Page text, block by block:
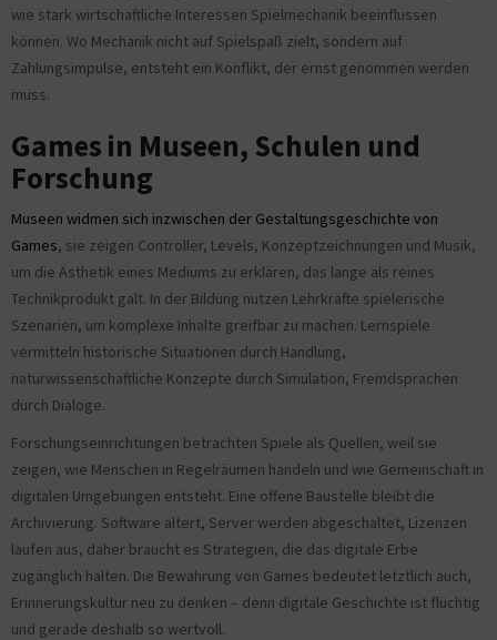
wie stark wirtschaftliche Interessen Spielmechanik beeinflussen
können. Wo Mechanik nicht auf Spielspaß zielt, sondern auf
Zahlungsimpulse, entsteht ein Konflikt, der ernst genommen werden
muss.
Games in Museen, Schulen und
Forschung
Museen widmen sich inzwischen der Gestaltungsgeschichte von
Games, sie zeigen Controller, Levels, Konzeptzeichnungen und Musik,
um die Ästhetik eines Mediums zu erklären, das lange als reines
Technikprodukt galt. In der Bildung nutzen Lehrkräfte spielerische
Szenarien, um komplexe Inhalte greifbar zu machen. Lernspiele
vermitteln historische Situationen durch Handlung,
naturwissenschaftliche Konzepte durch Simulation, Fremdsprachen
durch Dialoge.
Forschungseinrichtungen betrachten Spiele als Quellen, weil sie
zeigen, wie Menschen in Regelräumen handeln und wie Gemeinschaft in
digitalen Umgebungen entsteht. Eine offene Baustelle bleibt die
Archivierung. Software altert, Server werden abgeschaltet, Lizenzen
laufen aus, daher braucht es Strategien, die das digitale Erbe
zugänglich halten. Die Bewahrung von Games bedeutet letztlich auch,
Erinnerungskultur neu zu denken – denn digitale Geschichte ist flüchtig
und gerade deshalb so wertvoll.